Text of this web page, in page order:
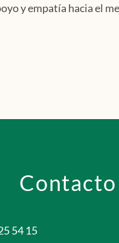
y empatía hacia el
Contacto
54 15